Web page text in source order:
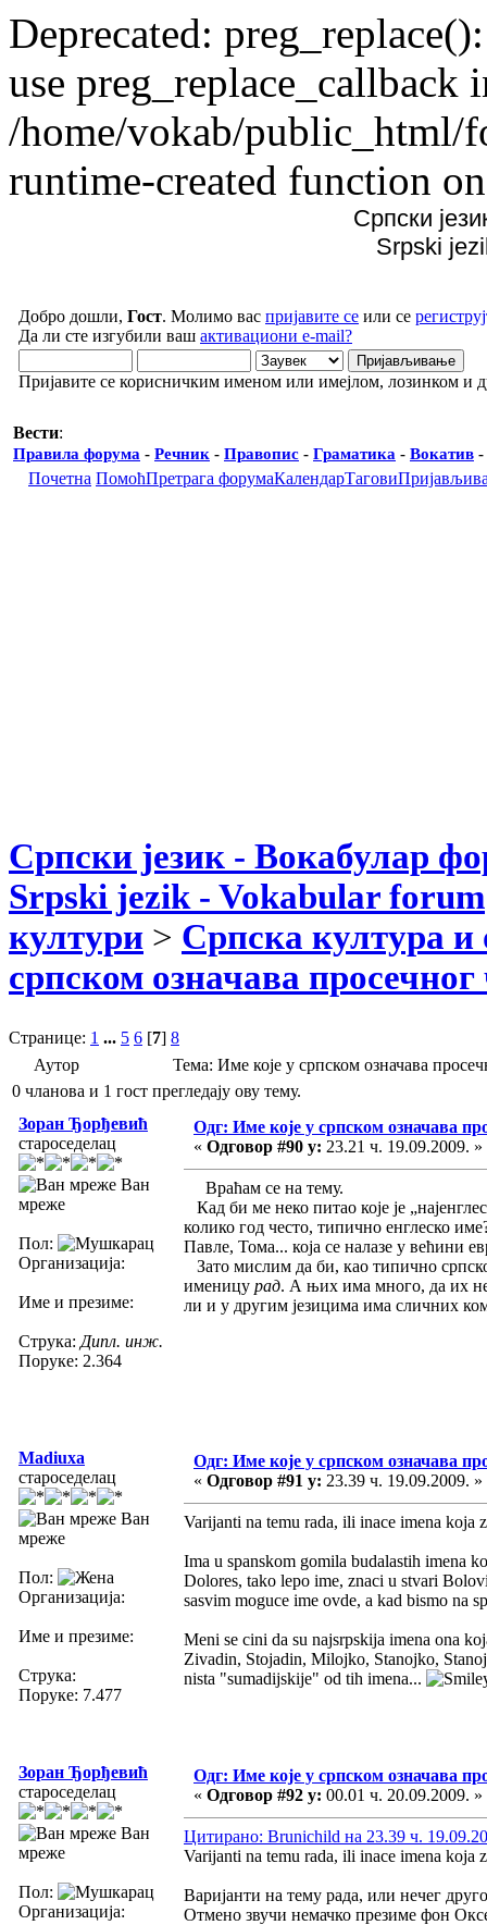
Deprecated:
use preg_replace_callback
/home/vokab/public_html/
runtime-created function
Српски
Srpski
Добро дошли, Гост. Молимо вас пријавите се или се
Да ли сте изгубили ваш активациони e-mail?
Пријавите се корисничким именом или имејлом, лозинком и
Вести:
Правила форума - Речник - Правопис - Граматика - Вокатив -
Почетна ПомоћПретрага форумаКалендарТагови
Српски језик - Вокабулар
Srpski jezik - Vokabular forum
култури > Српска култура и
српском означава просечног
Странице: 1 ... 5 6 [7] 8
Аутор
Тема: Име које у српском означава
0 чланова и 1 гост прегледају ову тему.
Зоран Ђорђевић
староседелац
Ван
мреже
Пол:
Организација:
Име и презиме:
Струка: Дипл. инж.
Поруке: 2.364
Одг: Име које у српском означава
« Одговор #90 у: 23.21 ч. 19.09.2009. »
Враћам се на тему.
Кад би ме неко питао које је
колико год често, типично енглеско
Павле, Тома... која се налазе у већини
Зато мислим да би, као типично
именицу рад. А њих има много, да их не
ли и у другим језицима има сличних
Madiuxa
староседелац
Ван
мреже
Пол:
Организација:
Име и презиме:
Струка:
Поруке: 7.477
Одг: Име које у српском означава
« Одговор #91 у: 23.39 ч. 19.09.2009. »
Varijanti na temu rada, ili inace imena koja
Ima u spanskom gomila budalastih imena
Dolores, tako lepo ime, znaci u stvari
sasvim moguce ime ovde, a kad bismo
Meni se cini da su najsrpskija imena ona
Zivadin, Stojadin, Milojko, Stanojko,
nista "sumadijskije" od tih imena...
Зоран Ђорђевић
староседелац
Ван
мреже
Пол:
Организација:
Одг: Име које у српском означава
« Одговор #92 у: 00.01 ч. 20.09.2009. »
Цитирано: Brunichild на 23.39 ч.
Varijanti na temu rada, ili inace imena koja
Варијанти на тему рада, или нечег
Отмено звучи немачко презиме фон